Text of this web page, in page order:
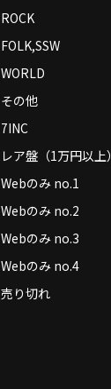
ROCK
FOLK,SSW
WORLD
その他
7INC
レア盤（1万円以上）
Webのみ no.1
Webのみ no.2
Webのみ no.3
Webのみ no.4
売り切れ